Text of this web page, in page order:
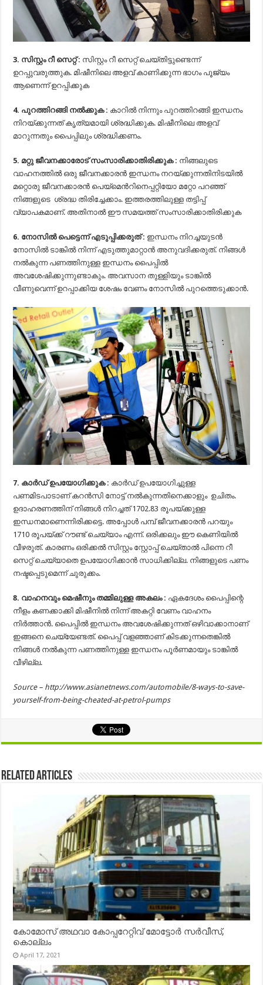
3. സിസ്റ്റം റീ സെറ്റ് : സിസ്റ്റം റീ സെറ്റ് ചെയ്തിട്ടുണ്ടെന്ന്
ഉറപ്പുവരുത്തുക. മിഷീനിലെ അളവ് കാണിക്കുന്ന ഭാഗം പൂജ്യം
ആണെന്ന് ഉറപ്പിക്കുക
4. പുറത്തിറങ്ങി നല്‍ക്കുക : കാറില്‍ നിന്നും പുറത്തിറങ്ങി ഇന്ധനം
നിറയ്ക്കുന്നത് കൃത്യമായി ശ്രദ്ധിക്കുക. മിഷീനിലെ അളവ്
മാറുന്നതും പൈപ്പിലും ശ്രദ്ധിക്കണം.
5. മറ്റു ജീവനക്കാരോട് സംസാരിക്കാതിരിക്കുക : നിങ്ങലുടെ
വാഹനത്തില്‍ ഒരു ജീവനക്കാരന്‍ ഇന്ധനം നറയ്ക്കുന്നതിനിടയില്‍
മറ്റൊരു ജീവനക്കാരന്‍ പെയ്‍മെന്‍റിനെപ്പറ്റിയോ മറ്റോ പറഞ്ഞ്
നിങ്ങളുടെ ശ്രദ്ധ തിരിച്ചേക്കാം. ഇത്തരത്തിലുള്ള തട്ടിപ്പ്
വ്യാപകമാണ്. അതിനാല്‍ ഈ സമയത്ത് സംസാരിക്കാതിരിക്കുക
6. നോസില്‍ പെട്ടെന്ന് എടുപ്പിക്കരുത് : ഇന്ധനം നിറച്ചയുടന്‍
നോസില്‍ ടാങ്കില്‍ നിന്ന് എടുത്തുമാറ്റാന്‍ അനുവദിക്കരുത്. നിങ്ങള്‍
നല്‍കുന്ന പണത്തിനുള്ള ഇന്ധനം പൈപ്പില്‍
അവശേഷിക്കുന്നുണ്ടാകും. അവസാന തുള്ളിയും ടാങ്കില്‍
വീണുവെന്ന് ഉറപ്പാക്കിയ ശേഷം വേണം നോസില്‍ പുറത്തെടുക്കാന്‍.
7. കാര്‍ഡ് ഉപയോഗിക്കുക : കാര്‍ഡ് ഉപയോഗിച്ചുള്ള
പണമിടപാടാണ് കറന്‍സി നോട്ട് നല്‍കുന്നതിനെക്കാളും ഉചിതം.
ഉദാഹരണത്തിന് നിങ്ങള്‍ നിറച്ചത് 1702.83 രൂപയ്‍ക്കുള്ള
ഇന്ധനമാണെന്നിരിക്കട്ടെ. അപ്പോള്‍ പമ്പ് ജീവനക്കാരന്‍ പറയും
1710 രൂപയ്ക്ക് റൗണ്ട് ചെയ്യാം എന്ന്. ഒരിക്കലും ഈ കെണിയില്‍
വീഴരുത്. കാരണം ഒരിക്കല്‍ സിസ്റ്റം സ്റ്റോപ്പ് ചെയ്താല്‍ പിന്നെ റീ
സെറ്റ് ചെയ്യാതെ ഉപയോഗിക്കാന്‍ സാധിക്കില്ല. നിങ്ങളുടെ പണം
നഷ്ടപ്പെടുമെന്ന് ചുരുക്കം.
8. വാഹനവും മെഷീനും തമ്മിലുള്ള അകലം : ഏകദേശം പൈപ്പിന്റെ
നീളം കണക്കാക്കി മിഷീനില്‍ നിന്ന് അകറ്റി വേണം വാഹനം
നിര്‍ത്താന്‍. പൈപ്പില്‍ ഇന്ധനം അവശേഷിക്കുന്നത് ഒഴിവാക്കാനാണ്
ഇങ്ങനെ ചെയ്യേണ്ടത്. പൈപ്പ് വളഞ്ഞാണ് കിടക്കുന്നതെങ്കില്‍
നിങ്ങള്‍ നല്‍കുന്ന പണത്തിനുള്ള ഇന്ധനം പൂര്‍ണമായും ടാങ്കില്‍
വീഴില്ല.
Source – http://www.asianetnews.com/automobile/8-ways-to-save-
yourself-from-being-cheated-at-petrol-pumps
Related Articles
കോമോസ് അഥവാ കോപ്പറേറ്റിവ് മോട്ടോര്‍ സര്‍വീസ്,
കൊല്ലം
April 17, 2021